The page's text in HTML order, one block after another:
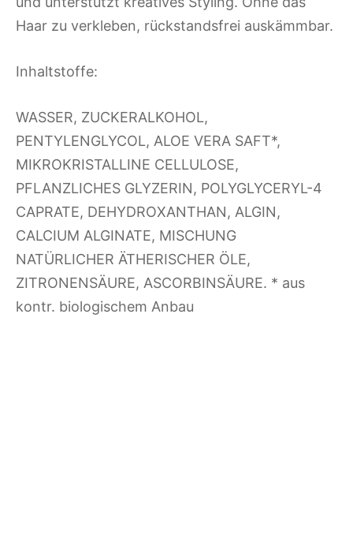
Haar zu verkleben, rückstandsfrei auskämmbar.
Inhaltstoffe:
WASSER, ZUCKERALKOHOL,
PENTYLENGLYCOL, ALOE VERA SAFT*,
MIKROKRISTALLINE CELLULOSE,
PFLANZLICHES GLYZERIN, POLYGLYCERYL-4
CAPRATE, DEHYDROXANTHAN, ALGIN,
CALCIUM ALGINATE, MISCHUNG
NATÜRLICHER ÄTHERISCHER ÖLE,
ZITRONENSÄURE, ASCORBINSÄURE. * aus
kontr. biologischem Anbau